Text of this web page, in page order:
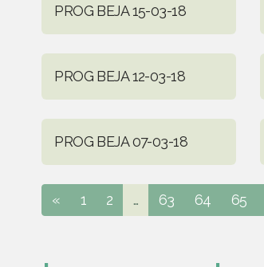
PROG BEJA 15-03-18
PROG BEJA 12-03-18
PROG BEJA 07-03-18
« 1 2 ... 63 64 65